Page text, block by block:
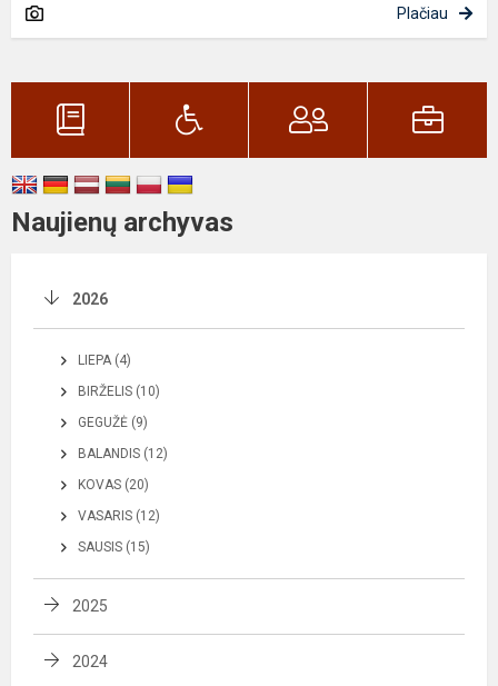
Plačiau
Naujienų archyvas
2026
LIEPA (4)
BIRŽELIS (10)
GEGUŽĖ (9)
BALANDIS (12)
KOVAS (20)
VASARIS (12)
SAUSIS (15)
2025
2024